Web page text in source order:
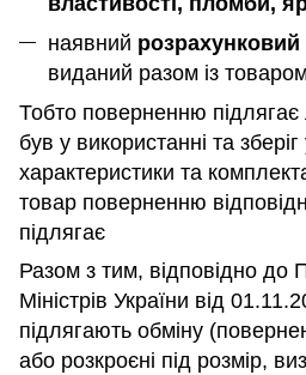
наявний
виданий разом із
Тобто поверненню
був у використанні та зберіг
характеристики та
товар поверненню
підлягає
Разом з тим, відповідно до
Міністрів України від
підлягають обміну
або розкроєні під розмір,